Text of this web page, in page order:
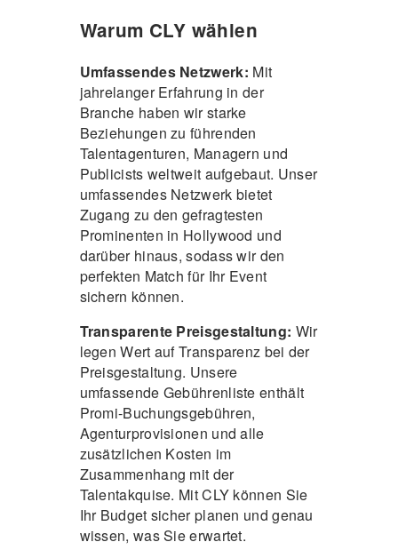
Warum CLY wählen
Umfassendes Netzwerk: Mit
jahrelanger Erfahrung in der
Branche haben wir starke
Beziehungen zu führenden
Talentagenturen, Managern und
Publicists weltweit aufgebaut. Unser
umfassendes Netzwerk bietet
Zugang zu den gefragtesten
Prominenten in Hollywood und
darüber hinaus, sodass wir den
perfekten Match für Ihr Event
sichern können.
Transparente Preisgestaltung: Wir
legen Wert auf Transparenz bei der
Preisgestaltung. Unsere
umfassende Gebührenliste enthält
Promi-Buchungsgebühren,
Agenturprovisionen und alle
zusätzlichen Kosten im
Zusammenhang mit der
Talentakquise. Mit CLY können Sie
Ihr Budget sicher planen und genau
wissen, was Sie erwartet.